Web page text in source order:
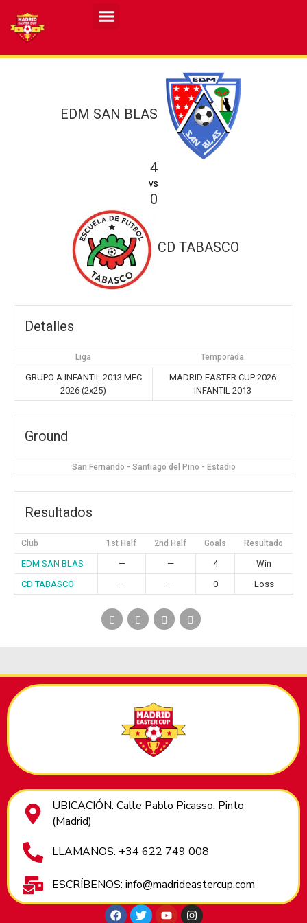
EDM SAN BLAS
4
vs
0
CD TABASCO
Detalles
Liga Temporada
GRUPO A INFANTIL 2013 MEC
2026 (2x25)
MADRID EASTER CUP 2026
INFANTIL 2013
Ground
San Fernando - Santiago del Pino - Estadio
Resultados
Club 1st Half 2nd Half Goals Resultado
EDM SAN BLAS — — 4
Win
CD TABASCO
— — 0 Loss
UBICACIÓN: Calle Pablo Picasso, Pinto
(Madrid)
LLAMANOS: +34 622 749 008
ESCRÍBENOS: info@madrideastercup.com